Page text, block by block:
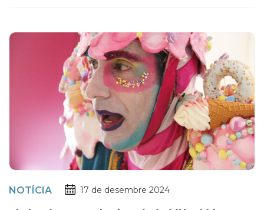
NOTÍCIA 17 de desembre 2024